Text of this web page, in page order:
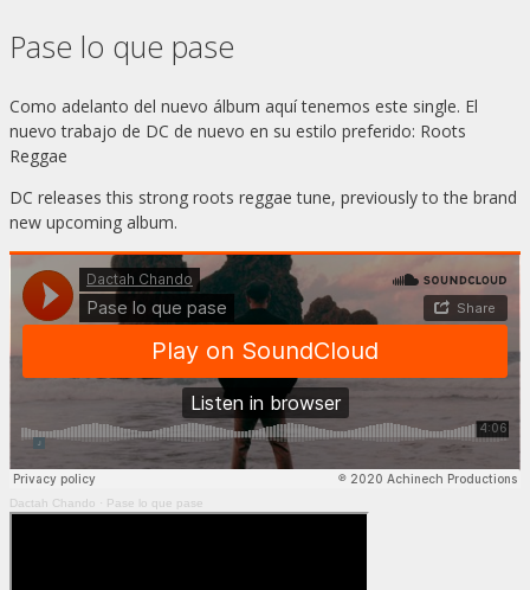
Pase lo que pase
Como adelanto del nuevo álbum aquí tenemos este single. El
nuevo trabajo de DC de nuevo en su estilo preferido: Roots
Reggae
DC releases this strong roots reggae tune, previously to the brand
new upcoming album.
Dactah Chando · Pase lo que pase